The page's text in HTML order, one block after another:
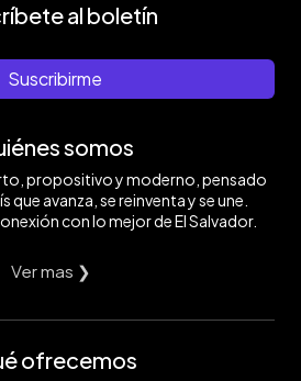
al boletín
Suscribirme
somos
propositivo y moderno, pensado
que avanza, se reinventa y se une.
con lo mejor de El Salvador.
Ver mas ❯
ofrecemos